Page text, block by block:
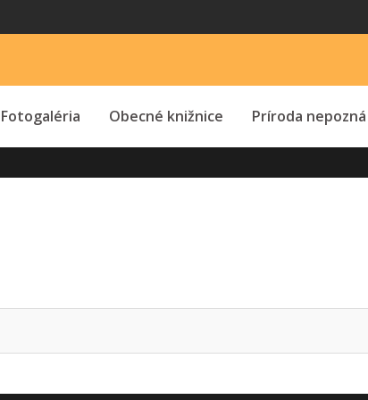
Fotogaléria Obecné knižnice Príroda